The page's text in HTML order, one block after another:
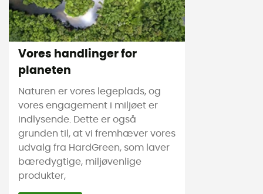
Vores handlinger for
planeten
Naturen er vores legeplads, og
vores engagement i miljøet er
indlysende. Dette er også
grunden til, at vi fremhæver vores
udvalg fra HardGreen, som laver
bæredygtige, miljøvenlige
produkter,